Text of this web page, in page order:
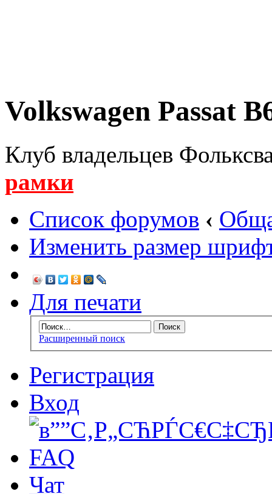
Volkswagen Passat
Клуб владельцев
рамки
Список форумов ‹
Изменить размер
Для печати
Расширенный поиск
Регистрация
Вход
FAQ
Чат